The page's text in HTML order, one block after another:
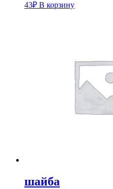
43₽ В корзину
шайба